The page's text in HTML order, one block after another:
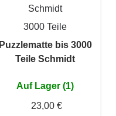
Schmidt
3000 Teile
Puzzlematte bis 3000
Teile Schmidt
Auf Lager (1)
23,00 €